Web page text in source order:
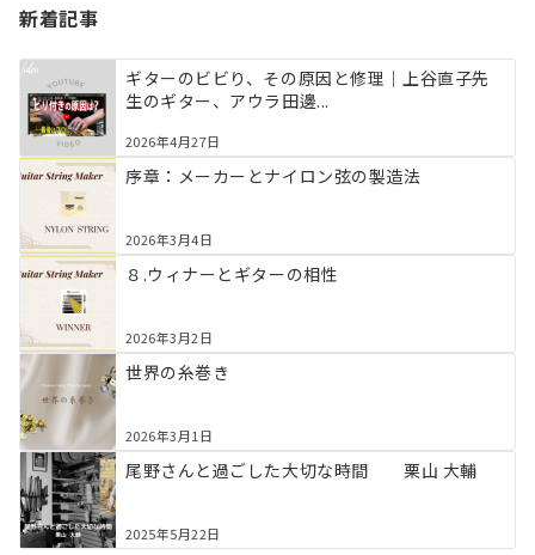
新着記事
ギターのビビり、その原因と修理｜上谷直子先
生のギター、アウラ田邊...
2026年4月27日
序章：メーカーとナイロン弦の製造法
2026年3月4日
８.ウィナーとギターの相性
2026年3月2日
世界の糸巻き
2026年3月1日
尾野さんと過ごした大切な時間 栗山 大輔
2025年5月22日